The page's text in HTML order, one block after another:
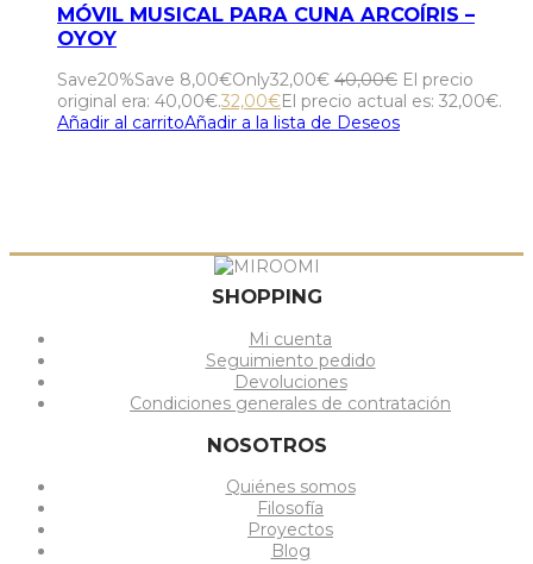
MÓVIL MUSICAL PARA CUNA ARCOÍRIS –
OYOY
Save20%Save 8,00€Only32,00€ 40,00€ El precio
original era: 40,00€.32,00€El precio actual es: 32,00€.
Añadir al carritoAñadir a la lista de Deseos
SHOPPING
Mi cuenta
Seguimiento pedido
Devoluciones
Condiciones generales de contratación
NOSOTROS
Quiénes somos
Filosofía
Proyectos
Blog